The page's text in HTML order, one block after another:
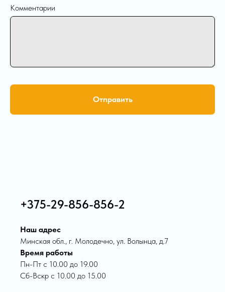
Комментарии
Отправить
+375-29-856-856-2
Наш адрес
Минская обл., г. Молодечно, ул. Волынца, д.7
Время работы
Пн-Пт с 10.00 до 19.00
Сб-Вскр с 10.00 до 15.00